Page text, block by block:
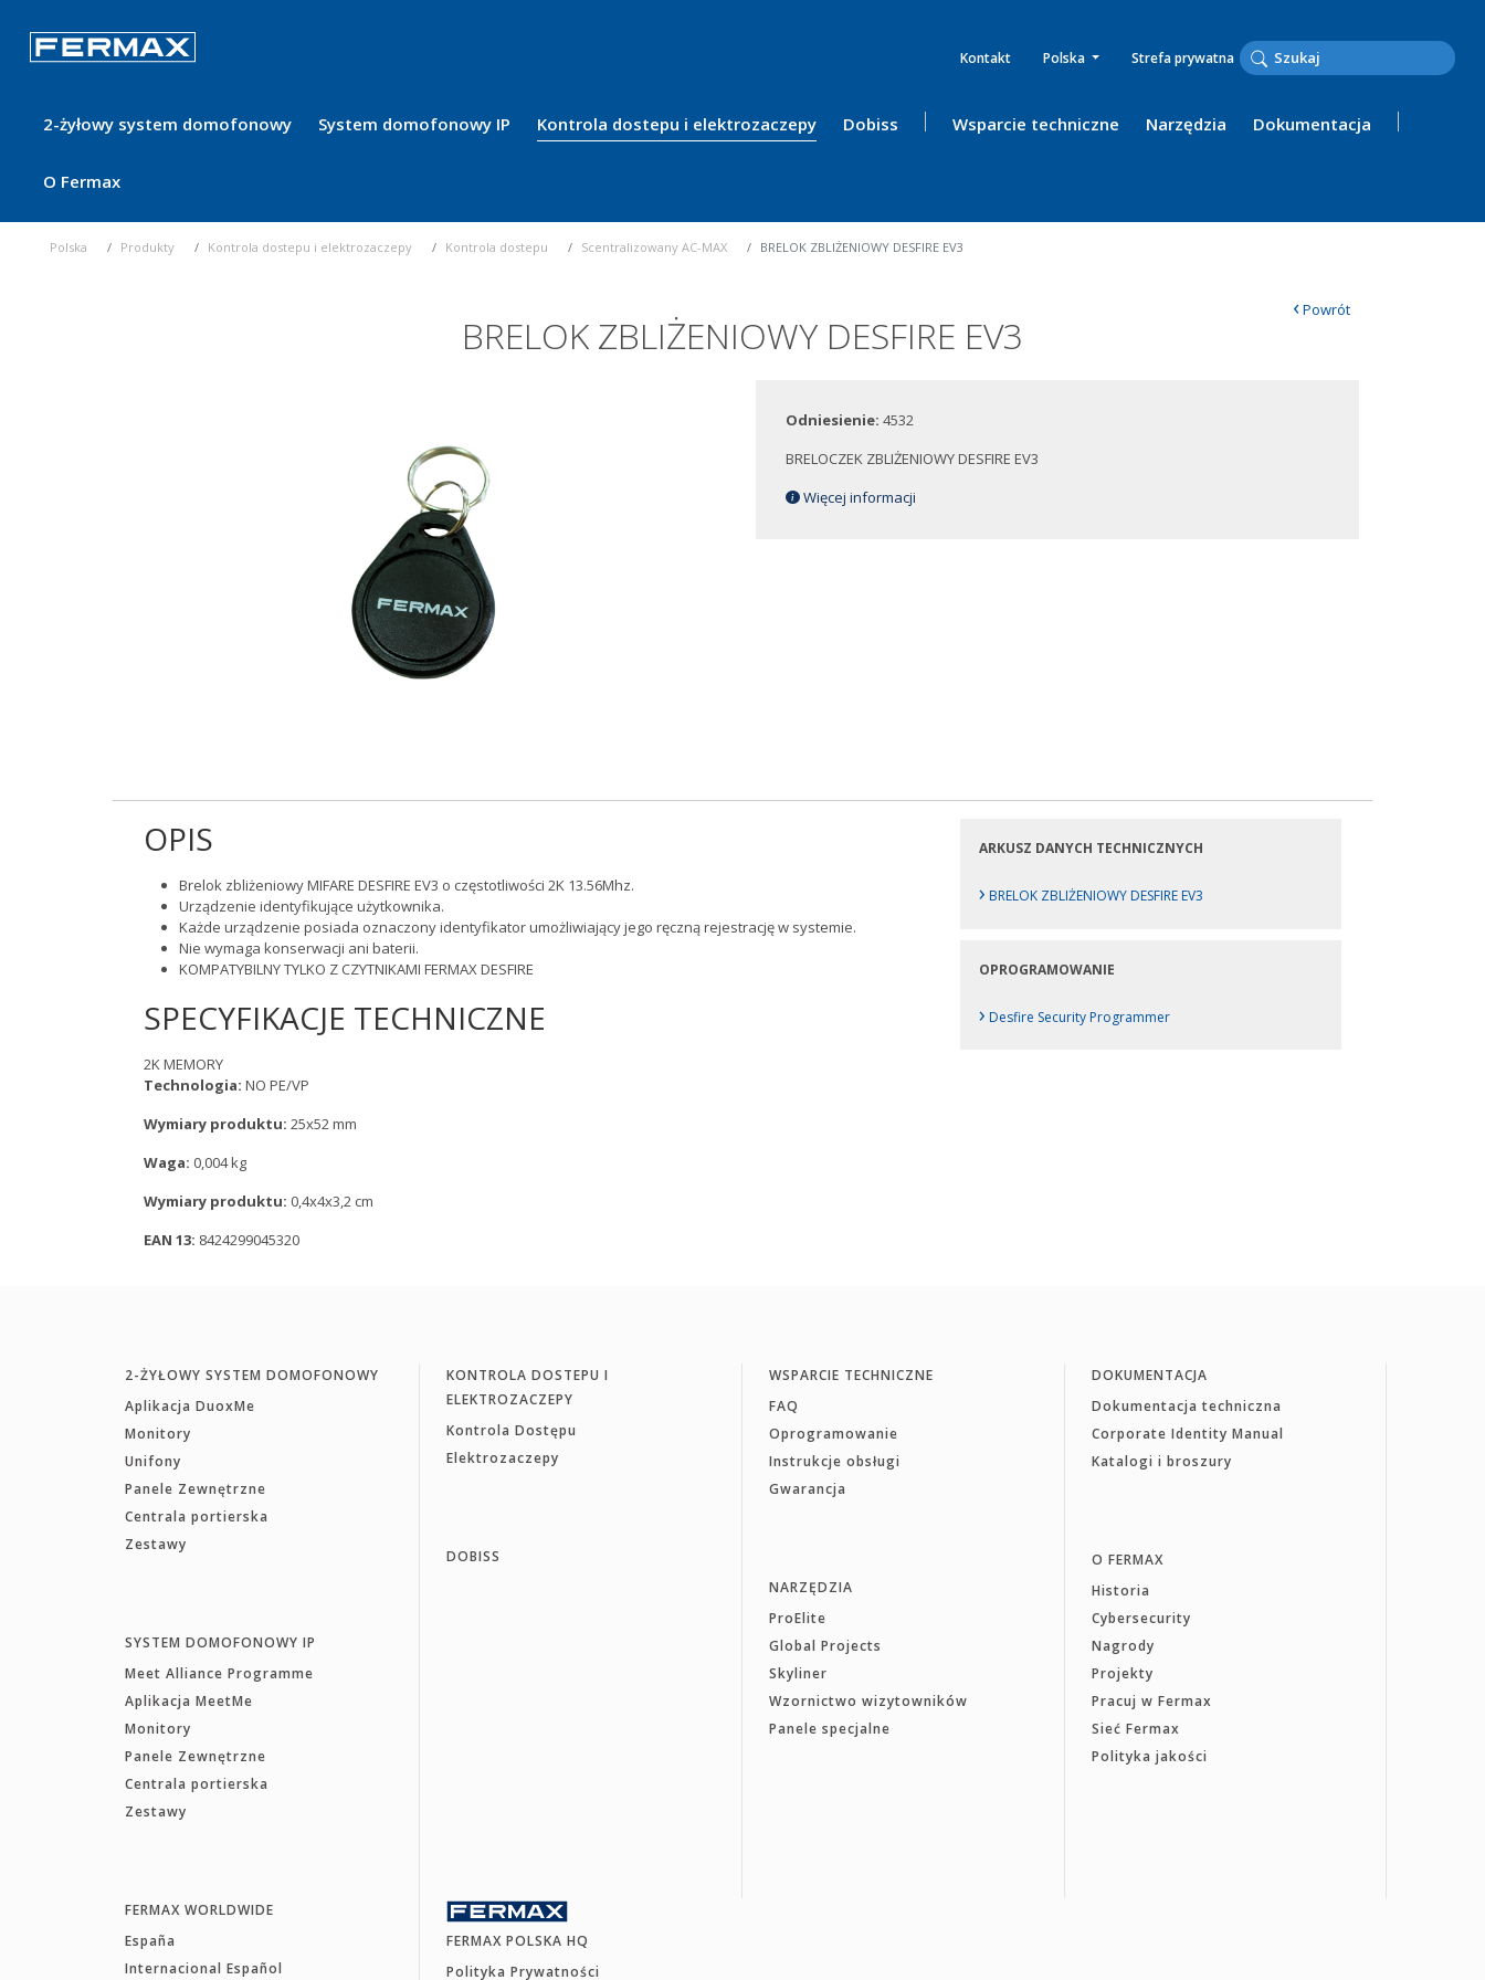
Kontakt Polska Strefa prywatna
2-żyłowy system domofonowy System domofonowy IP Kontrola dostepu i elektrozaczepy Dobiss Wsparcie techniczne Narzędzia Dokumentacja
O Fermax
Polska Produkty Kontrola dostepu i elektrozaczepy Kontrola dostepu Scentralizowany AC-MAX BRELOK ZBLIŻENIOWY DESFIRE EV3
BRELOK ZBLIŻENIOWY DESFIRE EV3
‹Powrót
Odniesienie:4532
BRELOCZEK ZBLIŻENIOWY DESFIRE EV3
Więcej informacji
OPIS
Brelok zbliżeniowy MIFARE DESFIRE EV3 o częstotliwości 2K 13.56Mhz.
Urządzenie identyfikujące użytkownika.
Każde urządzenie posiada oznaczony identyfikator umożliwiający jego ręczną rejestrację w systemie.
Nie wymaga konserwacji ani baterii.
KOMPATYBILNY TYLKO Z CZYTNIKAMI FERMAX DESFIRE
SPECYFIKACJE TECHNICZNE
2K MEMORY
Technologia: NO PE/VP
Wymiary produktu: 25x52 mm
Waga: 0,004 kg
Wymiary produktu: 0,4x4x3,2 cm
EAN 13: 8424299045320
ARKUSZ DANYCH TECHNICZNYCH
› BRELOK ZBLIŻENIOWY DESFIRE EV3
OPROGRAMOWANIE
› Desfire Security Programmer
2-ŻYŁOWY SYSTEM DOMOFONOWY
Aplikacja DuoxMe
Monitory
Unifony
Panele Zewnętrzne
Centrala portierska
Zestawy
SYSTEM DOMOFONOWY IP
Meet Alliance Programme
Aplikacja MeetMe
Monitory
Panele Zewnętrzne
Centrala portierska
Zestawy
KONTROLA DOSTEPU I
ELEKTROZACZEPY
Kontrola Dostępu
Elektrozaczepy
DOBISS
WSPARCIE TECHNICZNE
FAQ
Oprogramowanie
Instrukcje obsługi
Gwarancja
NARZĘDZIA
ProElite
Global Projects
Skyliner
Wzornictwo wizytowników
Panele specjalne
DOKUMENTACJA
Dokumentacja techniczna
Corporate Identity Manual
Katalogi i broszury
O FERMAX
Historia
Cybersecurity
Nagrody
Projekty
Pracuj w Fermax
Sieć Fermax
Polityka jakości
FERMAX WORLDWIDE
España
Internacional Español
FERMAX POLSKA HQ
Polityka Prywatności